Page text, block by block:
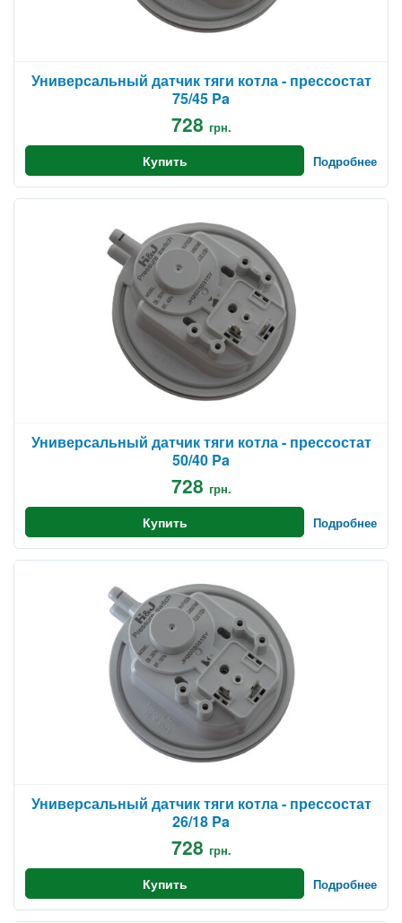
Универсальный датчик тяги котла - прессостат
75/45 Pa
728 грн.
Купить Подробнее
Универсальный датчик тяги котла - прессостат
50/40 Pa
728 грн.
Купить Подробнее
Универсальный датчик тяги котла - прессостат
26/18 Pa
728 грн.
Купить Подробнее